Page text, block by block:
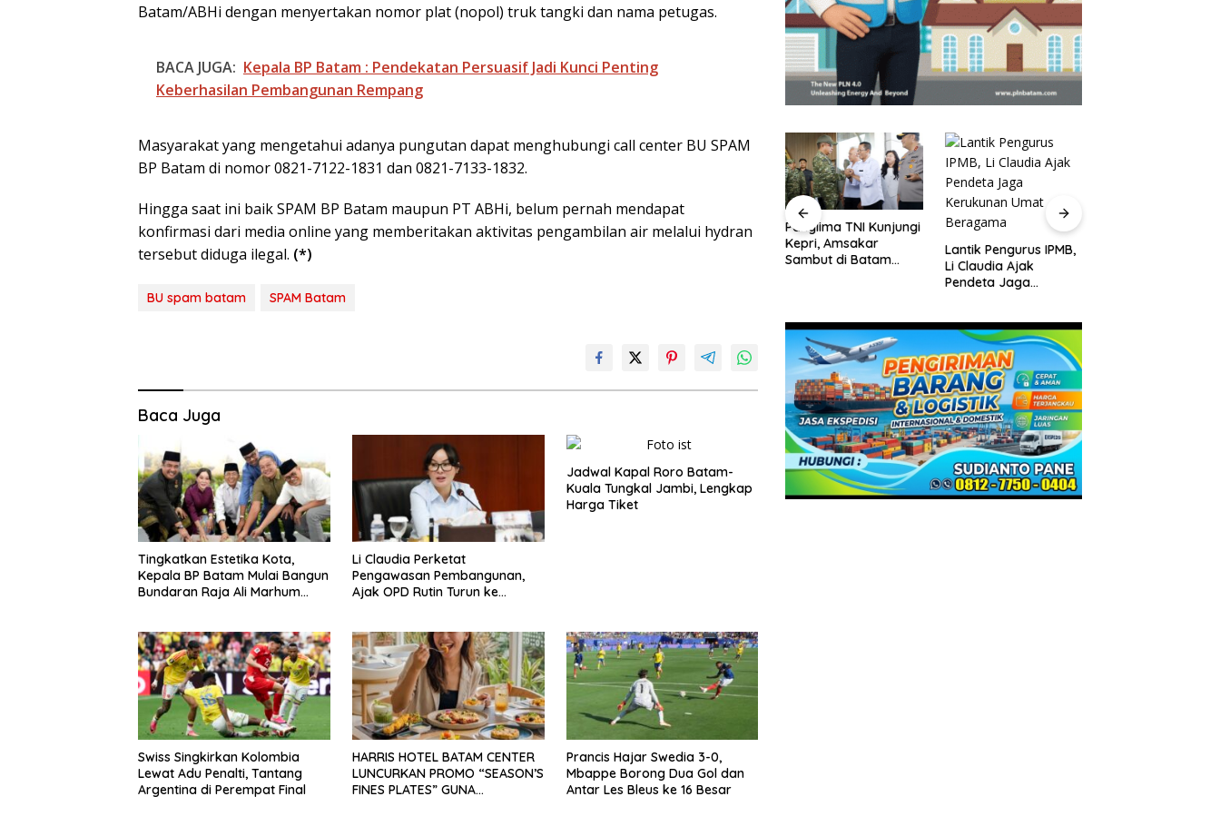
Batam/ABHi dengan menyertakan nomor plat (nopol) truk tangki dan nama petugas.
BACA JUGA: Kepala BP Batam : Pendekatan Persuasif Jadi Kunci Penting
Keberhasilan Pembangunan Rempang
Masyarakat yang mengetahui adanya pungutan dapat menghubungi call center BU SPAM
BP Batam di nomor 0821-7122-1831 dan 0821-7133-1832.
Hingga saat ini baik SPAM BP Batam maupun PT ABHi, belum pernah mendapat
konfirmasi dari media online yang memberitakan aktivitas pengambilan air melalui hydran
tersebut diduga ilegal. (*)
BU spam batam SPAM Batam
Baca Juga
Tingkatkan Estetika Kota,
Kepala BP Batam Mulai Bangun
Bundaran Raja Ali Marhum
Li Claudia Perketat
Pengawasan Pembangunan,
Ajak OPD Rutin Turun ke
Jadwal Kapal Roro Batam-
Kuala Tungkal Jambi, Lengkap
Harga Tiket
Swiss Singkirkan Kolombia
Lewat Adu Penalti, Tantang
Argentina di Perempat Final
HARRIS HOTEL BATAM CENTER
LUNCURKAN PROMO “SEASON’S
FINES PLATES” GUNA
Prancis Hajar Swedia 3-0,
Mbappe Borong Dua Gol dan
Antar Les Bleus ke 16 Besar
Pemko Batam Perkuat
Standar Pelayanan,
Firmansyah: SOP
Masyarakat
Perayaan Ulang
Tahun ke-24 HARRIS
BP Batam Dukung
Panglima TNI Kunjungi
Kepri, Amsakar
Sambut di Batam
Lantik Pengurus IPMB,
Li Claudia Ajak
Pendeta Jaga